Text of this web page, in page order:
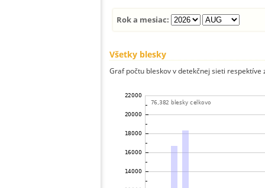
Rok a mesiac:
Všetky blesky
Graf počtu bleskov v detekčnej sieti respektíve